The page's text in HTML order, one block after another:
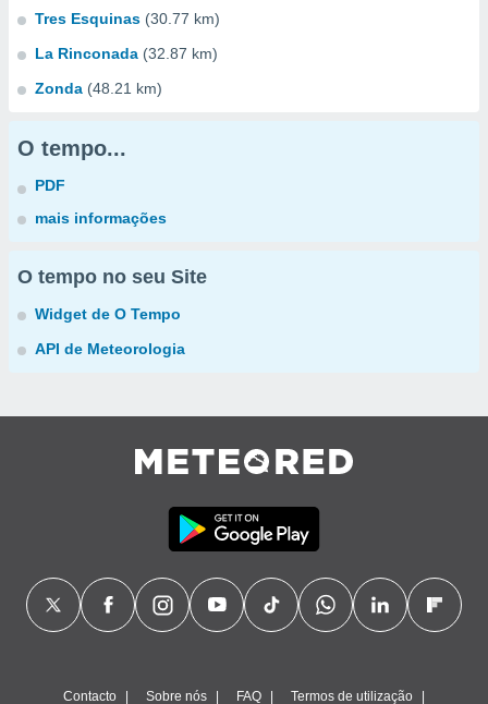
Tres Esquinas (30.77 km)
La Rinconada (32.87 km)
Zonda (48.21 km)
O tempo...
PDF
mais informações
O tempo no seu Site
Widget de O Tempo
API de Meteorologia
Contacto Sobre nós FAQ Termos de utilização